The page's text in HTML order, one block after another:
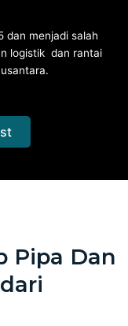
dan menjadi salah
logistik dan rantai
Pipa Dan